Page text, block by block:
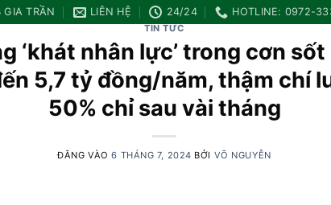
GIA TRẦN LIÊN HỆ 24/24 HOTLINE: 0972-
TIN TỨC
‘khát nhân lực’ trong cơn
5,7 tỷ đồng/năm, thậm chí
50% chỉ sau vài tháng
ĐĂNG VÀO6 THÁNG 7, 2024 BỞI VÕ NGUYỄN